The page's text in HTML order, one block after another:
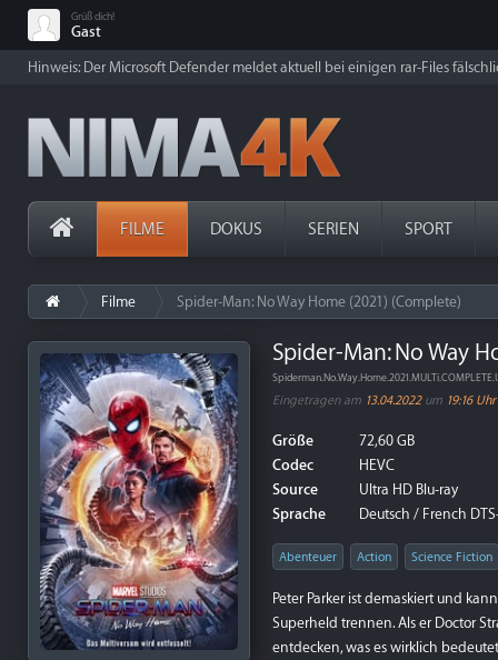
Grüß dich!
Gast
Hinweis: Der Microsoft Defender meldet aktuell bei einigen rar-Files
FILME DOKUS SERIEN SPORT
Filme Spider-Man: No Way Home (2021) (Complete)
Spider-Man: No Way
Eingetragen am 13.04.2022um 19:16 Uhr
Größe
72,60 GB
Codec
HEVC
Source
Ultra HD Blu-ray
Sprache
Deutsch / French
Abenteuer Action Science Fiction
Peter Parker ist demaskiert und
Superheld trennen. Als er Doctor
entdecken, was es wirklich